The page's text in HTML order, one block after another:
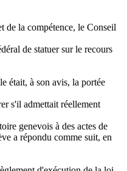
de la compétence, le Conseil
de statuer sur le recours
était, à son avis, la portée
s'il admettait réellement
genevois à des actes de
a répondu comme suit, en